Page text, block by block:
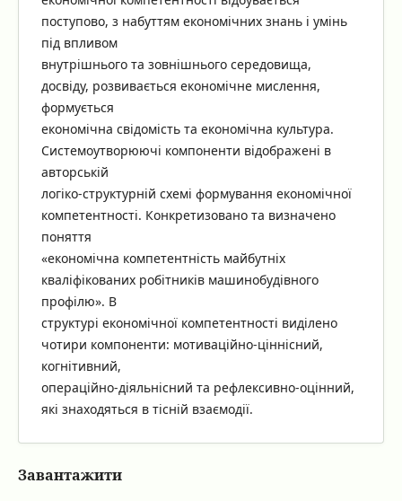
поступово, з набуттям економічних знань і умінь
під впливом
внутрішнього та зовнішнього середовища,
досвіду, розвивається економічне мислення,
формується
економічна свідомість та економічна культура.
Системоутворюючі компоненти відображені в
авторській
логіко-структурній схемі формування економічної
компетентності. Конкретизовано та визначено
поняття
«економічна компетентність майбутніх
кваліфікованих робітників машинобудівного
профілю». В
структурі економічної компетентності виділено
чотири компоненти: мотиваційно-ціннісний,
когнітивний,
операційно-діяльнісний та рефлексивно-оцінний,
які знаходяться в тісній взаємодії.
Завантажити